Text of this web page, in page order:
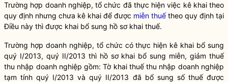
Trường hợp doanh nghiệp, tổ chức đã thực hiện việc kê khai theo
quy định nhưng chưa kê khai để được miễn thuếtheo quy định tại
Điều này thì được khai bổ sung hồ sơ khai thuế.
Trường hợp doanh nghiệp, tổ chức có thực hiện kê khai bổ sung
quý I/2013, quý II/2013 thì hồ sơ khai bổ sung miễn, giảm thuế
thu nhập doanh nghiệp gồm: Tờ khai thuế thu nhập doanh nghiệp
tạm tính quý I/2013 và quý II/2013 đã bổ sung số thuế được